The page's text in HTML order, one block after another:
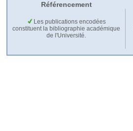
Référencement
Les publications encodées
constituent la bibliographie académique
de l'Université.